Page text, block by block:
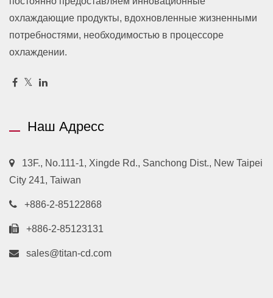
охлаждающие продукты, вдохновленные жизненными
потребностями, необходимостью в процессоре
охлаждении.
Наш Адресс
13F., No.111-1, Xingde Rd., Sanchong Dist., New Taipei
City 241, Taiwan
+886-2-85122868
+886-2-85123131
sales@titan-cd.com